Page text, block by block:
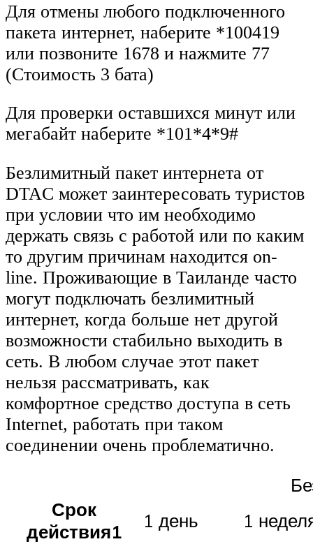
Для отмены любого подключенного
пакета интернет, наберите *100419
или позвоните 1678 и нажмите 77
(Стоимость 3 бата)
Для проверки оставшихся минут или
мегабайт наберите *101*4*9#
Безлимитный пакет интернета от
DTAC может заинтересовать туристов
при условии что им необходимо
держать связь с работой или по каким
то другим причинам находится on-
line. Проживающие в Таиланде часто
могут подключать безлимитный
интернет, когда больше нет другой
возможности стабильно выходить в
сеть. В любом случае этот пакет
нельзя рассматривать, как
комфортное средство доступа в сеть
Internet, работать при таком
соединении очень проблематично.
Срок
действия1
1 день
1